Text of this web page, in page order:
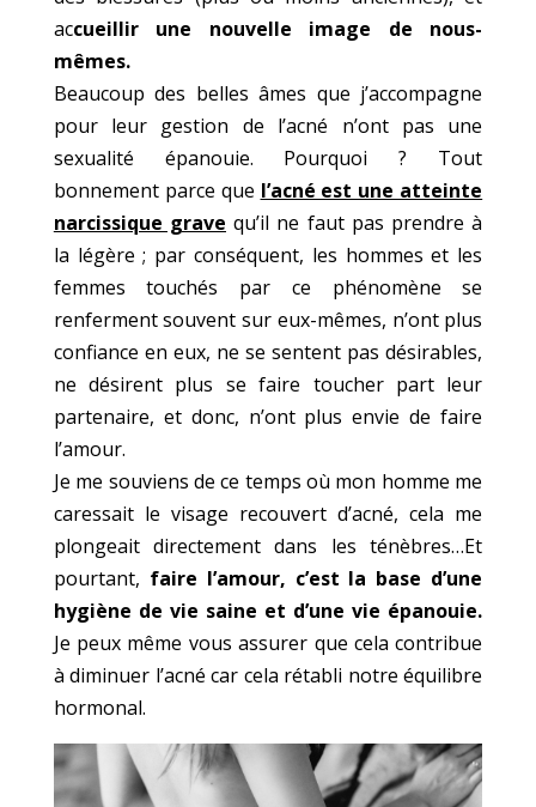
accueillir une nouvelle image de nous-
mêmes.
Beaucoup des belles âmes que j’accompagne
pour leur gestion de l’acné n’ont pas une
sexualité épanouie. Pourquoi ? Tout
bonnement parce que l’acné est une atteinte
narcissique grave qu’il ne faut pas prendre à
la légère ; par conséquent, les hommes et les
femmes touchés par ce phénomène se
renferment souvent sur eux-mêmes, n’ont plus
confiance en eux, ne se sentent pas désirables,
ne désirent plus se faire toucher part leur
partenaire, et donc, n’ont plus envie de faire
l’amour.
Je me souviens de ce temps où mon homme me
caressait le visage recouvert d’acné, cela me
plongeait directement dans les ténèbres…Et
pourtant, faire l’amour, c’est la base d’une
hygiène de vie saine et d’une vie épanouie.
Je peux même vous assurer que cela contribue
à diminuer l’acné car cela rétabli notre équilibre
hormonal.